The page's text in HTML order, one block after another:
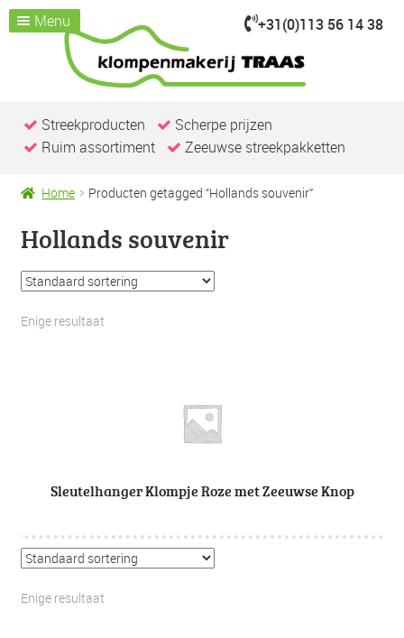
+31(0)113 56 14 38
Ga
GaMenu
Home
Assortiment
Submenu
Kijk je nemen
Over ons
Nieuws & Evenementen
Contact / openingstijden
Streekproducten
Scherpe prijzen
Ruim assortiment
Zeeuwse streekpakketten
Home Producten getagged “Hollands souvenir”
Hollands souvenir
Enige resultaat
Sleutelhanger Klompje Roze met Zeeuwse Knop
Enige resultaat